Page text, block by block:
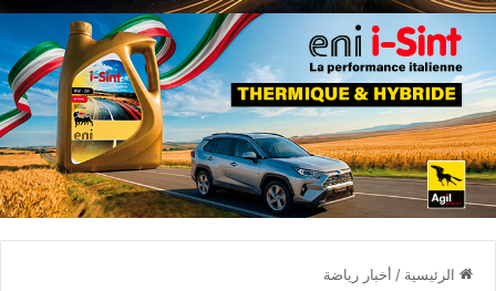
الرئيسية / أخبار رياضة